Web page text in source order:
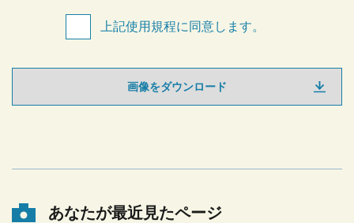
上記使用規程に同意します。
画像をダウンロード
あなたが最近見たページ